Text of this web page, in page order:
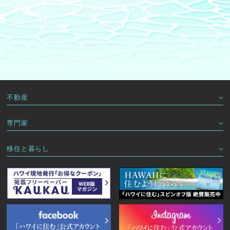
不動産
専門家
移住と暮らし